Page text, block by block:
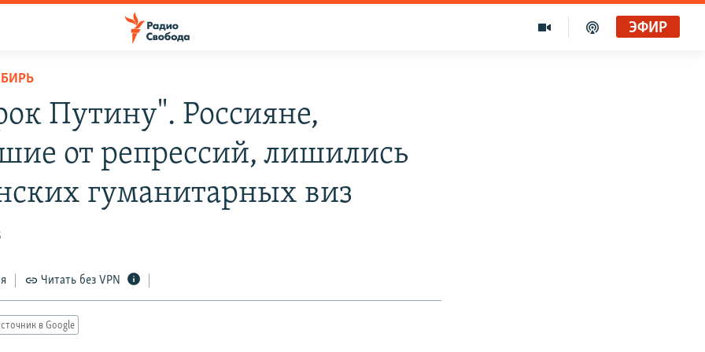
ЭФИР
Путину". Россияне,
от репрессий, лишились
гуманитарных виз
Читать без VPN
в Google